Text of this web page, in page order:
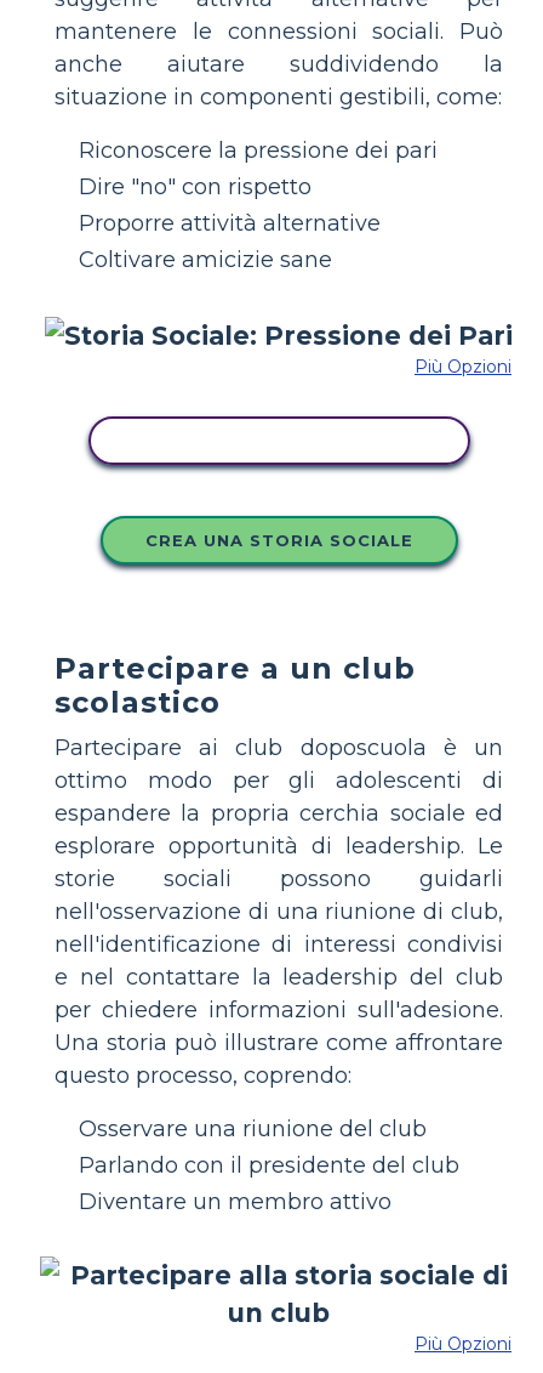
mantenere le connessioni sociali. Può
anche aiutare suddividendo la
situazione in componenti gestibili, come:
Riconoscere la pressione dei pari
Dire "no" con rispetto
Proporre attività alternative
Coltivare amicizie sane
Più Opzioni
CREA UNA STORIA SOCIALE
Partecipare a un club
scolastico
Partecipare ai club doposcuola è un
ottimo modo per gli adolescenti di
espandere la propria cerchia sociale ed
esplorare opportunità di leadership. Le
storie sociali possono guidarli
nell'osservazione di una riunione di club,
nell'identificazione di interessi condivisi
e nel contattare la leadership del club
per chiedere informazioni sull'adesione.
Una storia può illustrare come affrontare
questo processo, coprendo:
Osservare una riunione del club
Parlando con il presidente del club
Diventare un membro attivo
Più Opzioni